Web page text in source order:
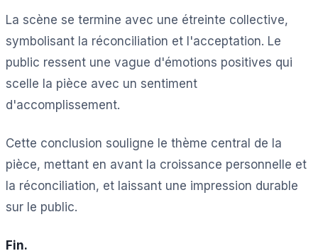
La scène se termine avec une étreinte collective,
symbolisant la réconciliation et l'acceptation. Le
public ressent une vague d'émotions positives qui
scelle la pièce avec un sentiment
d'accomplissement.
Cette conclusion souligne le thème central de la
pièce, mettant en avant la croissance personnelle et
la réconciliation, et laissant une impression durable
sur le public.
Fin.